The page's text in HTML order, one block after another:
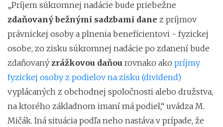
„Príjem súkromnej nadácie bude priebežne
zdaňovaný bežnými sadzbami dane z príjmov
právnickej osoby a plnenia beneficientovi - fyzickej
osobe, zo zisku súkromnej nadácie po zdanení bude
zdaňovaný zrážkovou daňou rovnako ako príjmy
fyzickej osoby z podielov na zisku (dividend)
vyplácaných z obchodnej spoločnosti alebo družstva,
na ktorého základnom imaní má podiel,“ uvádza M.
Mičák. Iná situácia podľa neho nastáva v prípade, že